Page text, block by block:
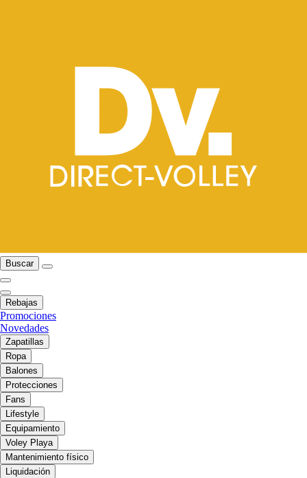
Buscar
Rebajas
Promociones
Novedades
Zapatillas
Ropa
Balones
Protecciones
Fans
Lifestyle
Equipamiento
Voley Playa
Mantenimiento físico
Liquidación